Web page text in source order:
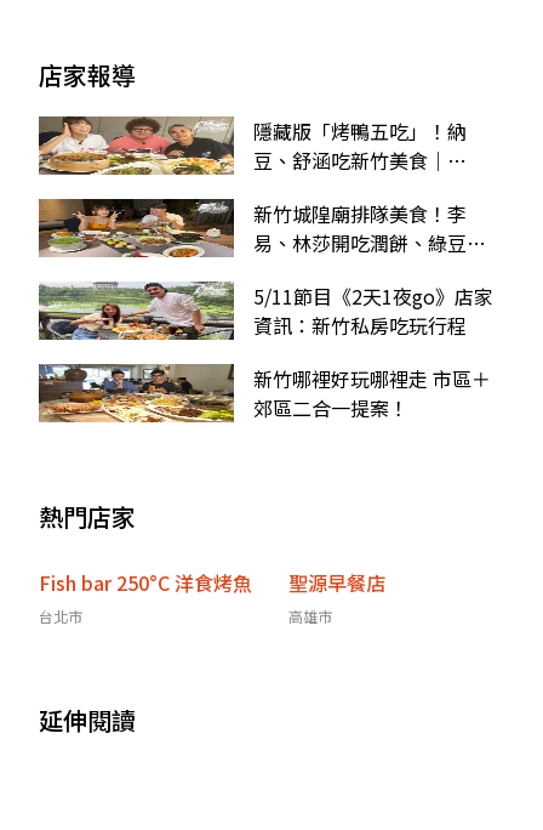
店家報導
隱藏版「烤鴨五吃」！納
豆、舒涵吃新竹美食｜
新竹城隍廟排隊美食！李
易、林莎開吃潤餅、綠豆沙
訊
5/11節目《2天1夜go》店家
資訊：新竹私房吃玩行程
新竹哪裡好玩哪裡走 市區＋
郊區二合一提案！
熱門店家
Fish bar 250°C 洋食烤魚
台北市
聖源早餐店
高雄市
延伸閱讀